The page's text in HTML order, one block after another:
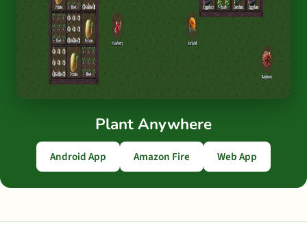
Plant Anywhere
Android App Amazon Fire Web App